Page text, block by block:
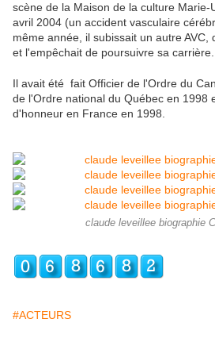
scène de la Maison de la culture Marie-
avril 2004 (un accident vasculaire
même année, il subissait un autre
et l'empêchait de poursuivre sa carrière.
Il avait été fait Officier de l'Ordre du
de l'Ordre national du Québec en 1998
d'honneur en France en 1998.
claude leveillee biographie
#ACTEURS